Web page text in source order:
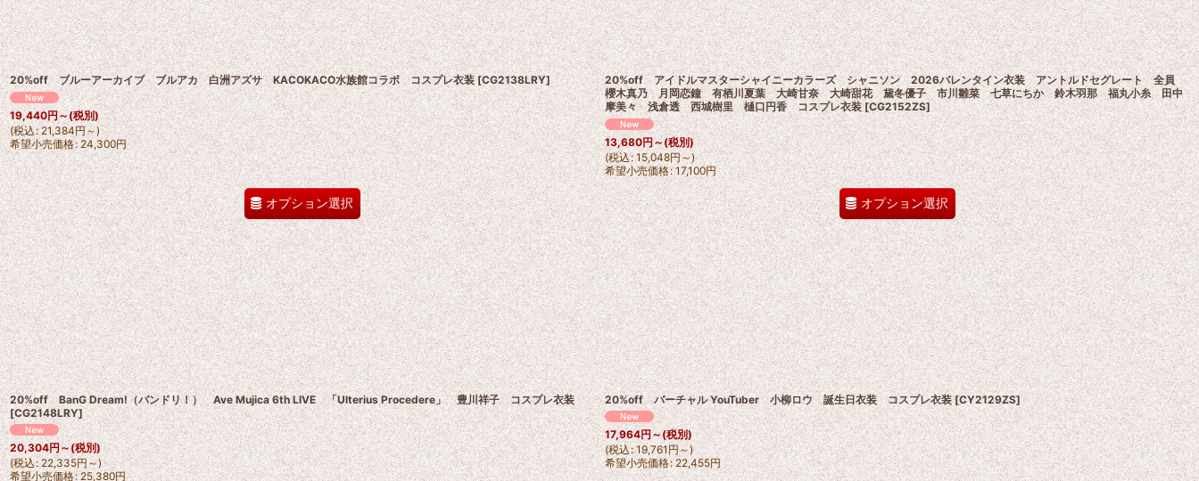
20%off ブルーアーカイブ ブルアカ 白洲アズサ KACOKACO水族館コラボ コスプレ衣装 [CG2138LRY]
19,440円～(税別)
(税込: 21,384円～)
希望小売価格: 24,300円
オプション選択
20%off アイドルマスターシャイニーカラーズ シャニソン 2026バレンタイン衣装 アントルドセグレート 全員
櫻木真乃 月岡恋鐘 有栖川夏葉 大崎甘奈 大崎甜花 黛冬優子 市川雛菜 七草にちか 鈴木羽那 福丸小糸 田中
摩美々 浅倉透 西城樹里 樋口円香 コスプレ衣装 [CG2152ZS]
13,680円～(税別)
(税込: 15,048円～)
希望小売価格: 17,100円
オプション選択
20%off BanG Dream!（バンドリ！） Ave Mujica 6th LIVE 「Ulterius Procedere」 豊川祥子 コスプレ衣装
[CG2148LRY]
20,304円～(税別)
(税込: 22,335円～)
希望小売価格: 25,380円
20%off バーチャル YouTuber 小柳ロウ 誕生日衣装 コスプレ衣装 [CY2129ZS]
17,964円～(税別)
(税込: 19,761円～)
希望小売価格: 22,455円